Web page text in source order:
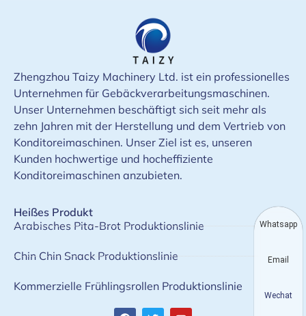
Zhengzhou Taizy Machinery Ltd. ist ein professionelles
Unternehmen für Gebäckverarbeitungsmaschinen.
Unser Unternehmen beschäftigt sich seit mehr als
zehn Jahren mit der Herstellung und dem Vertrieb von
Konditoreimaschinen. Unser Ziel ist es, unseren
Kunden hochwertige und hocheffiziente
Konditoreimaschinen anzubieten.
Heißes Produkt
Arabisches Pita-Brot Produktionslinie
Chin Chin Snack Produktionslinie
Kommerzielle Frühlingsrollen Produktionslinie
Whatsapp
Email
Wechat